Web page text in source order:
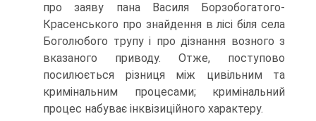
про заяву пана Василя Борзобогатого-
Красенського про знайдення в лісі біля села
Боголюбого трупу і про дізнання возного з
вказаного приводу. Отже, поступово
посилюється різниця між цивільним та
кримінальним процесами; кримінальний
процес набуває інквізиційного характеру.